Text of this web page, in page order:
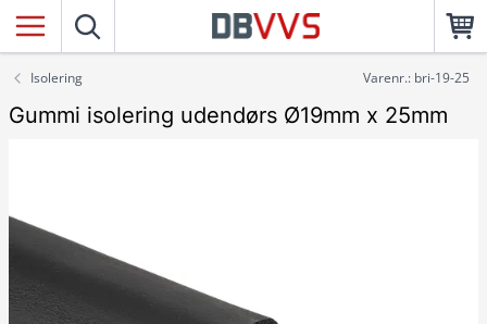
Isolering Varenr.: bri-19-25
Gummi isolering udendørs Ø19mm x 25mm